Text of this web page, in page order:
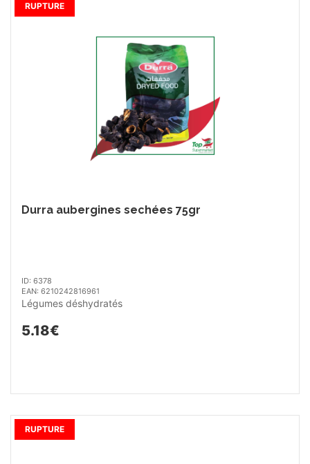
Durra aubergines sechées 75gr
ID: 6378
EAN: 6210242816961
Légumes déshydratés
5.18€
RUPTURE
RUPTURE